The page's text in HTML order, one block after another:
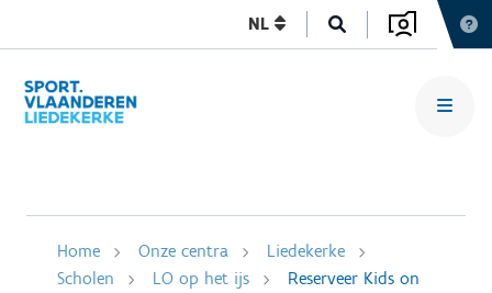
NL
Home Onze centra
Liedekerke
Scholen
LO op het ijs
Reserveer Kids on